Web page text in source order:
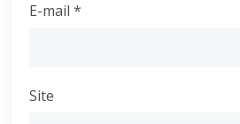
E-mail*
Site